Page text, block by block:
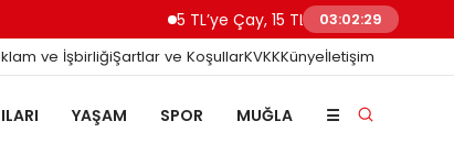
5 TL’ye Çay, 15 TL’ye Kahve: Bodrum’da
03:02:31
ve İşbirliğiŞartlar ve KoşullarKVKKKünyeİletişim
YAŞAM SPOR MUĞLA ☰